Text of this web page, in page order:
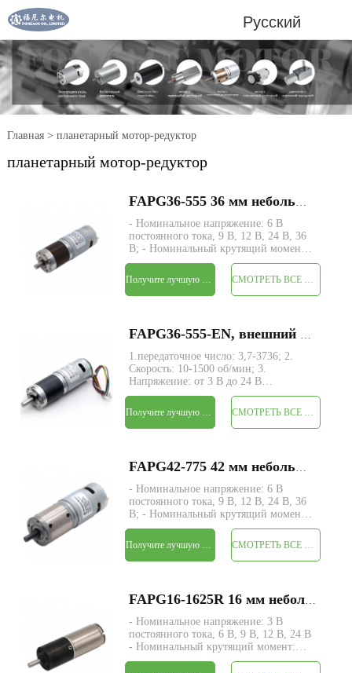
Русский
Главная> планетарный мотор-редуктор
планетарный мотор-редуктор
- Номинальное напряжение: 6 В
постоянного тока, 9 В, 12 В, 24 В, 36
В; - Номинальный крутящий момент:
макс. 120 кгс-см; - Размер: Φ36* L
подлежит уточнению; - Вал: Φ8 мм D-
образный вырез 1 мм; - Энкодер:
магнитный энкодер; - Минимальный
1.передаточное число: 3,7-3736; 2.
Скорость: 10-1500 об/мин; 3.
Напряжение: от 3 В до 24 В
постоянного тока; 4. Выходной
крутящий момент: от 5 кг.см~150кг.см;
5. Планетарная конструкция с
концентрическим карданным валом; 6.
- Номинальное напряжение: 6 В
постоянного тока, 9 В, 12 В, 24 В, 36
В; - Номинальный крутящий момент:
макс. 320 кгс-см; - Размер: Φ42* L
подлежит уточнению; - Вал: Φ8 мм D-
образный вырез 1 мм; - Энкодер:
магнитный/оптический энкодер; -
- Номинальное напряжение: 3 В
постоянного тока, 6 В, 9 В, 12 В, 24 В
- Номинальный крутящий момент:
макс. 3,5 кгс-см - Размер: Φ16 * L